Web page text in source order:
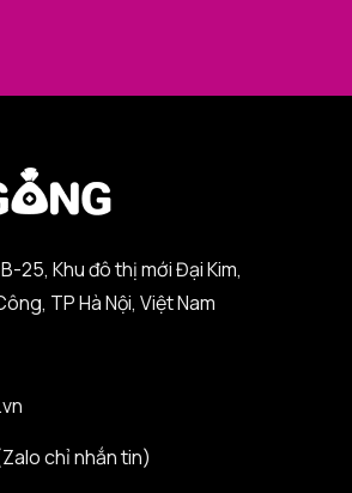
25, Khu đô thị mới Đại Kim,
TP Hà Nội, Việt Nam
chỉ nhắn tin)